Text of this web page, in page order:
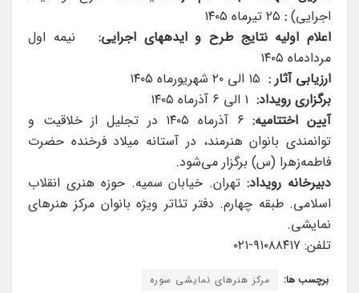
اجرایی) :
اعلام اولیه نتایج طرح و ایده­های اجرایی: نیمه اول
مردادماه ۱۴۰۵
ارزیابی آثار :
برگزاری رویداد:
آیین اختتامیه:
۶ آذرماه ۱۴۰۵ در تجلیل از خلاقیت و
توانمندی بانوان هنرمند، در آستانه میلاد فرخنده حضرت
فاطمه‌زهرا (س) برگزار می‌شود.
دبیرخانه رویداد: تهران. خیابان سمیه. حوزه هنری انقلاب
اسلامی. طبقه چهارم. دفتر تئاتر ویژه بانوان مرکز هنرهای
نمایشی.
تلفن: ۹۱۰۸۸۴۱۷-۰۲۱
برچسب ها: مرکز هنرهای نمایشی سوره